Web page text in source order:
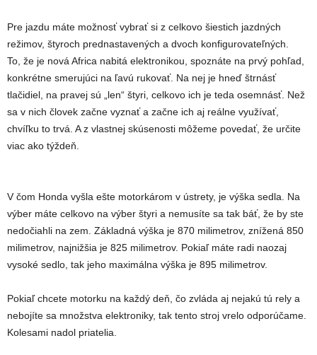
Pre jazdu máte možnosť vybrať si z celkovo šiestich jazdných
režimov, štyroch prednastavených a dvoch konfigurovateľných.
To, že je nová Africa nabitá elektronikou, spoznáte na prvý pohľad,
konkrétne smerujúci na ľavú rukovať. Na nej je hneď štrnásť
tlačidiel, na pravej sú „len“ štyri, celkovo ich je teda osemnásť. Než
sa v nich človek začne vyznať a začne ich aj reálne využívať,
chvíľku to trvá. A z vlastnej skúsenosti môžeme povedať, že určite
viac ako týždeň.
V čom Honda vyšla ešte motorkárom v ústrety, je výška sedla. Na
výber máte celkovo na výber štyri a nemusíte sa tak báť, že by ste
nedočiahli na zem. Základná výška je 870 milimetrov, znížená 850
milimetrov, najnižšia je 825 milimetrov. Pokiaľ máte radi naozaj
vysoké sedlo, tak jeho maximálna výška je 895 milimetrov.
Pokiaľ chcete motorku na každý deň, čo zvláda aj nejakú tú rely a
nebojíte sa množstva elektroniky, tak tento stroj vrelo odporúčame.
Kolesami nadol priatelia.